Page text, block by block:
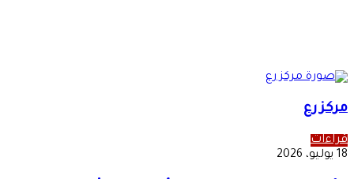
مركز رع
قراءات
18 يوليو، 2026